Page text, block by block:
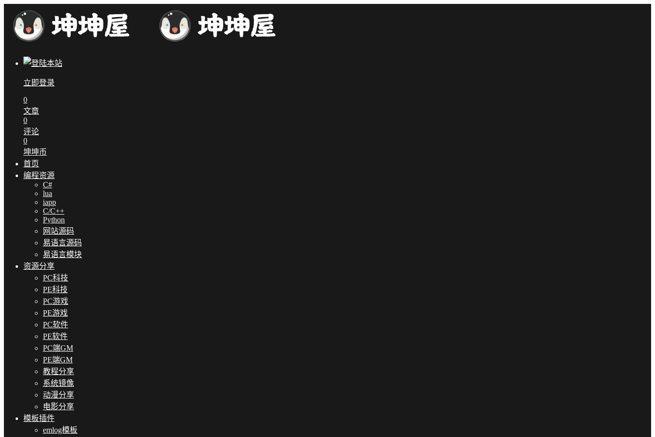
立即登录
0
文章
0
评论
0
坤坤币
首页
编程资源
C#
lua
iapp
C/C++
Python
网站源码
易语言源码
易语言模块
资源分享
PC科技
PE科技
PC游戏
PE游戏
PC软件
PE软件
PC端GM
PE端GM
教程分享
系统镜像
动漫分享
电影分享
模板插件
emlog模板